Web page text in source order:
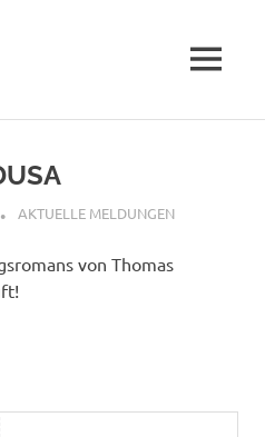
MENÜ
AKTUELLE MELDUNGEN
von Thomas